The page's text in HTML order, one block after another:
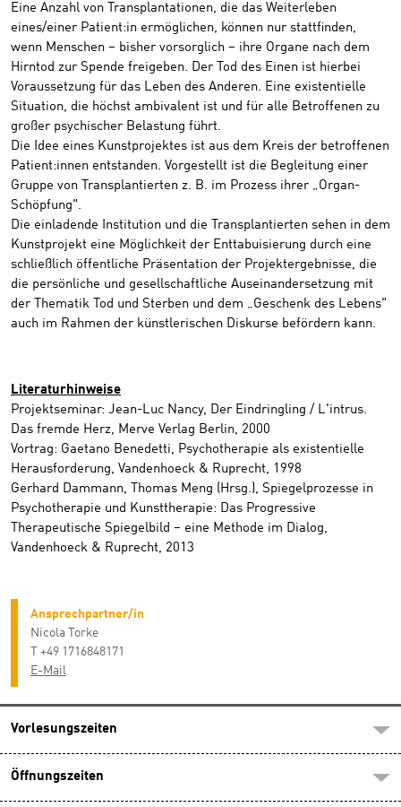
Eine Anzahl von Transplantationen, die das Weiterleben
eines/einer Patient:in ermöglichen, können nur stattfinden,
wenn Menschen – bisher vorsorglich – ihre Organe nach dem
Hirntod zur Spende freigeben. Der Tod des Einen ist hierbei
Voraussetzung für das Leben des Anderen. Eine existentielle
Situation, die höchst ambivalent ist und für alle Betroffenen zu
großer psychischer Belastung führt.
Die Idee eines Kunstprojektes ist aus dem Kreis der betroffenen
Patient:innen entstanden. Vorgestellt ist die Begleitung einer
Gruppe von Transplantierten z. B. im Prozess ihrer „Organ-
Schöpfung".
Die einladende Institution und die Transplantierten sehen in dem
Kunstprojekt eine Möglichkeit der Enttabuisierung durch eine
schließlich öffentliche Präsentation der Projektergebnisse, die
die persönliche und gesellschaftliche Auseinandersetzung mit
der Thematik Tod und Sterben und dem „Geschenk des Lebens"
auch im Rahmen der künstlerischen Diskurse befördern kann.
Literaturhinweise
Projektseminar: Jean-Luc Nancy, Der Eindringling / L'intrus.
Das fremde Herz, Merve Verlag Berlin, 2000
Vortrag: Gaetano Benedetti, Psychotherapie als existentielle
Herausforderung, Vandenhoeck & Ruprecht, 1998
Gerhard Dammann, Thomas Meng (Hrsg.), Spiegelprozesse in
Psychotherapie und Kunsttherapie: Das Progressive
Therapeutische Spiegelbild – eine Methode im Dialog,
Vandenhoeck & Ruprecht, 2013
Ansprechpartner/in
Nicola Torke
T +49 1716848171
E-Mail
Vorlesungszeiten
Öffnungszeiten